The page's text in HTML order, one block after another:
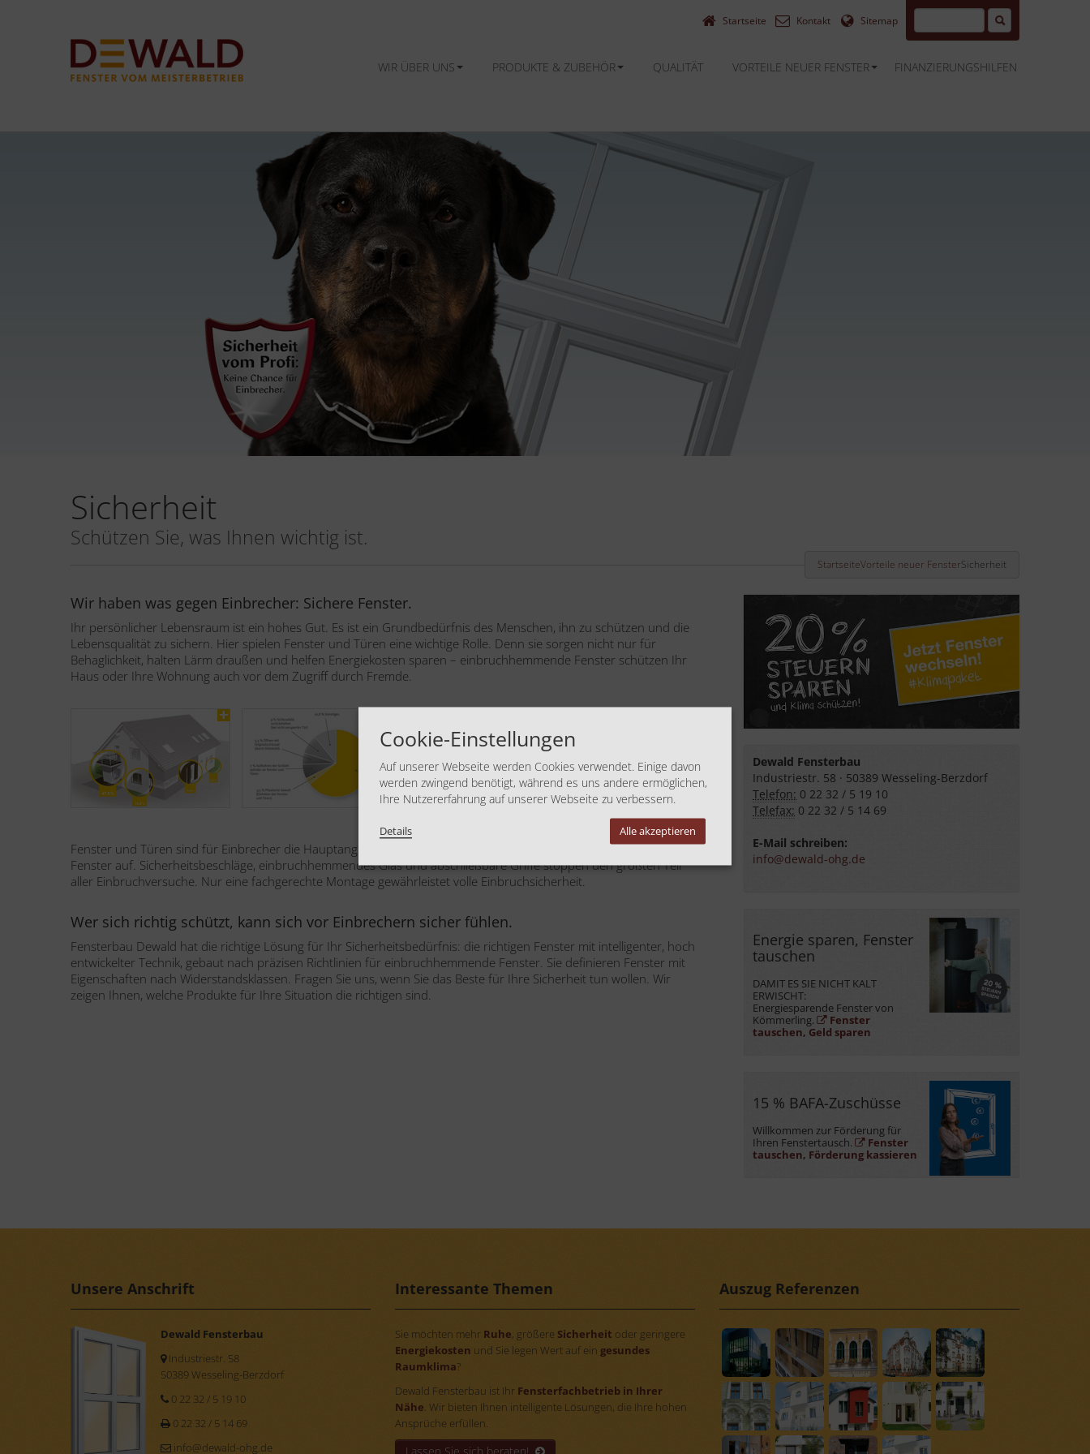
WIR ÜBER UNS PRODUKTE & ZUBEHÖR QUALITÄT VORTEILE NEUER FENSTER FINANZIERUNGSHILFEN
Startseite Kontakt Sitemap
Sicherheit
Schützen Sie, was Ihnen wichtig ist.
StartseiteVorteile neuer FensterSicherheit
Wir haben was gegen Einbrecher: Sichere Fenster.
Ihr persönlicher Lebensraum ist ein hohes Gut. Es ist ein Grundbedürfnis des Menschen, ihn zu schützen und die
Lebensqualität zu sichern. Hier spielen Fenster und Türen eine wichtige Rolle. Denn sie sorgen nicht nur für
Behaglichkeit, halten Lärm draußen und helfen Energiekosten sparen – einbruchhemmende Fenster schützen Ihr
Haus oder Ihre Wohnung auch vor dem Zugriff durch Fremde.
Fenster und Türen sind für Einbrecher die Hauptangriffspunkte. Die meisten Einbrecher hebeln einfach die
Fenster auf. Sicherheitsbeschläge, einbruchhemmendes Glas und abschließbare Griffe stoppen den größten Teil
aller Einbruchversuche. Nur eine fachgerechte Montage gewährleistet volle Einbruchsicherheit.
Wer sich richtig schützt, kann sich vor Einbrechern sicher fühlen.
Fensterbau Dewald hat die richtige Lösung für Ihr Sicherheitsbedürfnis: die richtigen Fenster mit intelligenter, hoch
entwickelter Technik, gebaut nach präzisen Richtlinien für einbruchhemmende Fenster. Sie definieren Fenster mit
Eigenschaften nach Widerstandsklassen. Fragen Sie uns, wenn Sie das Beste für Ihre Sicherheit tun wollen. Wir
zeigen Ihnen, welche Produkte für Ihre Situation die richtigen sind.
Dewald Fensterbau
Industriestr. 58 · 50389 Wesseling-Berzdorf
Telefon: 0 22 32 / 5 19 10
Telefax: 0 22 32 / 5 14 69
E-Mail schreiben:
info@dewald-ohg.de
Energie sparen, Fenster
tauschen
DAMIT ES SIE NICHT KALT
ERWISCHT:
Energiesparende Fenster von
Kömmerling.
Fenster
tauschen, Geld sparen
15 % BAFA-Zuschüsse
Willkommen zur Förderung für
Ihren Fenstertausch.
Fenster
tauschen, Förderung kassieren
Unsere Anschrift
Dewald Fensterbau
Industriestr. 58
50389 Wesseling-Berzdorf
0 22 32 / 5 19 10
0 22 32 / 5 14 69
info@dewald-ohg.de
Interessante Themen
Sie möchten mehr Ruhe, größere Sicherheit oder geringere
Energiekosten und Sie legen Wert auf ein gesundes
Raumklima?
Dewald Fensterbau ist Ihr Fensterfachbetrieb in Ihrer
Nähe. Wir bieten Ihnen intelligente Lösungen, die Ihre hohen
Ansprüche erfüllen.
Auszug Referenzen
Cookie-Einstellungen
Auf unserer Webseite werden Cookies verwendet. Einige davon
werden zwingend benötigt, während es uns andere ermöglichen,
Ihre Nutzererfahrung auf unserer Webseite zu verbessern.
Details Alle akzeptieren